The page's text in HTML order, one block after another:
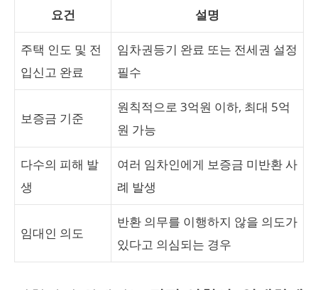
요건 설명
주택 인도 및 전
입신고 완료
임차권등기 완료 또는 전세권 설정
필수
보증금 기준
원칙적으로 3억원 이하, 최대 5억
원 가능
다수의 피해 발
생
여러 임차인에게 보증금 미반환 사
례 발생
임대인 의도
반환 의무를 이행하지 않을 의도가
있다고 의심되는 경우